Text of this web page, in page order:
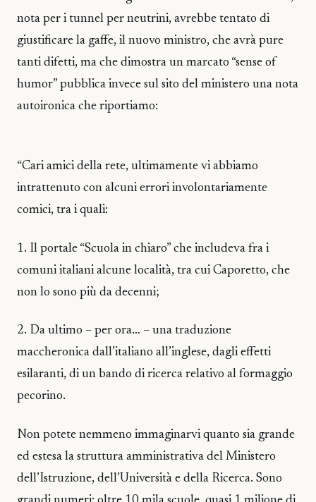
nota per i tunnel per neutrini, avrebbe tentato di
giustificare la gaffe, il nuovo ministro, che avrà pure
tanti difetti, ma che dimostra un marcato “sense of
humor” pubblica invece sul sito del ministero una nota
autoironica che riportiamo:
“Cari amici della rete, ultimamente vi abbiamo
intrattenuto con alcuni errori involontariamente
comici, tra i quali:
1. Il portale “Scuola in chiaro” che includeva fra i
comuni italiani alcune località, tra cui Caporetto, che
non lo sono più da decenni;
2. Da ultimo – per ora… – una traduzione
maccheronica dall’italiano all’inglese, dagli effetti
esilaranti, di un bando di ricerca relativo al formaggio
pecorino.
Non potete nemmeno immaginarvi quanto sia grande
ed estesa la struttura amministrativa del Ministero
dell’Istruzione, dell’Università e della Ricerca. Sono